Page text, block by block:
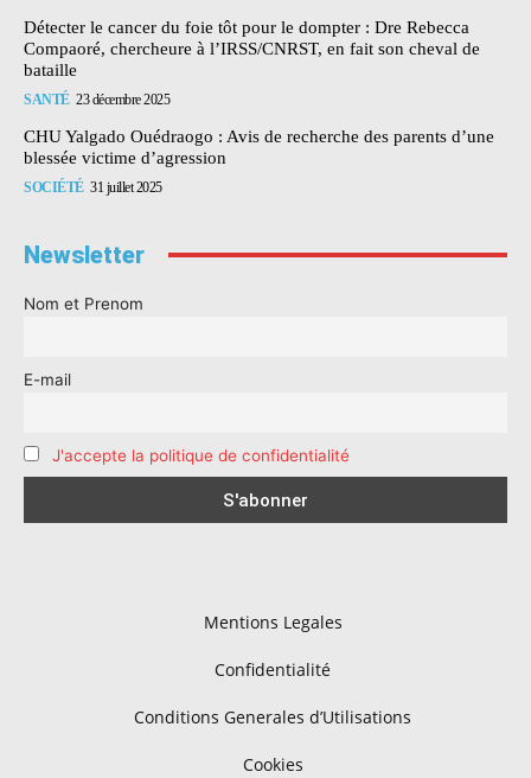
Détecter le cancer du foie tôt pour le dompter : Dre Rebecca
Compaoré, chercheure à l’IRSS/CNRST, en fait son cheval de
bataille
SANTÉ 23 décembre 2025
CHU Yalgado Ouédraogo : Avis de recherche des parents d’une
blessée victime d’agression
SOCIÉTÉ 31 juillet 2025
Newsletter
Nom et Prenom
E-mail
J'accepte la politique de confidentialité
Mentions Legales
Confidentialité
Conditions Generales d’Utilisations
Cookies